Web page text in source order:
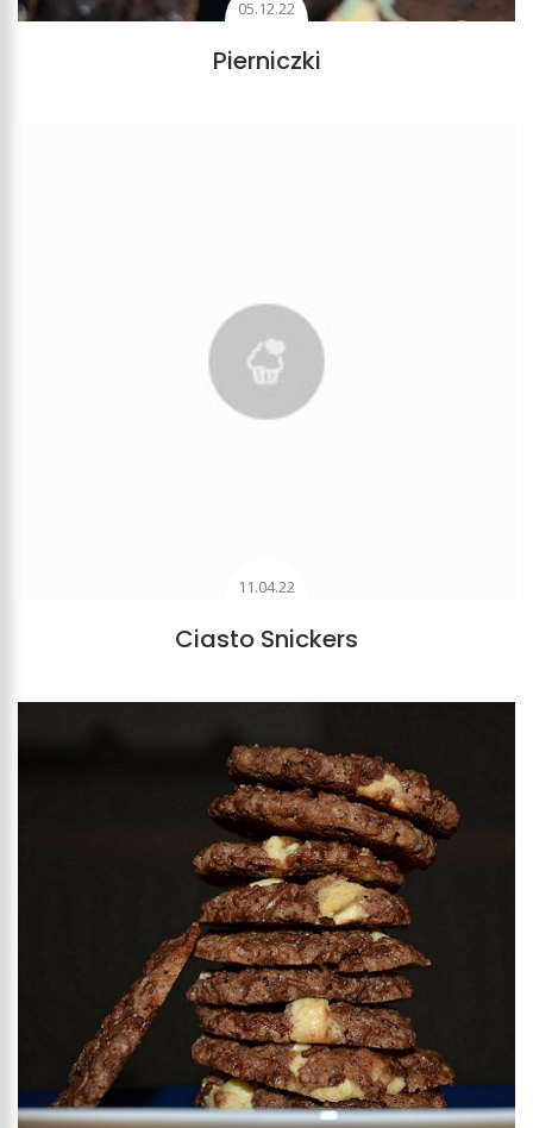
05.12.22
Pierniczki
11.04.22
Ciasto Snickers